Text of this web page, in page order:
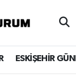
ESKİŞEHİR